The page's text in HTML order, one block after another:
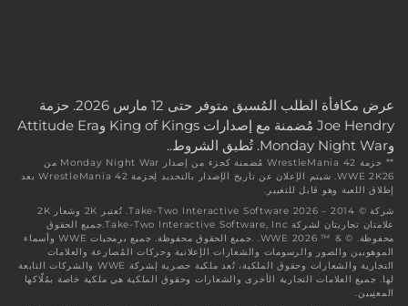
عرض مكافأة الطلب المُسبق متوفر حتى 12 مارس 2026. حزمة
Joe Hendry مُضمنة مع إصدارات King of Kings وAttitude Era
وMonday Night War. تُطبق الشروط..
** حزمة WrestleMania 42 مُضمنة كجزء من إصدار Monday Night War من
WWE 2K26. سَيتم الإعلان عن تاريخ الإصدار بالتحديد لِحزمة WrestleMania 42 بعد
إطلاق اللعبة وهو قابل للتغيير.
شركة © 2014 – 2026 Take-Two Interactive Software. تُعتبر 2K وشعار 2K
علامتان تجاريتان لشركة Take-Two Interactive Software, Inc.جميع الحقوق
محفوظة. © & ™ 2026 WWE. .جميع الحقوق محفوظة. جميع برمجيات WWE وأسماء
الموهوبين والصور والرسومات والشعارات الإعلانية وحركات المُصارعة والعلامات
التجارية والشعارات وحقوق الملكية، تُعد ملكية حصرية لِشركة WWE والشركات التابعة
لها. جميع العلامات التجارية الأخرى والشعارات وحقوق الملكية هي ملكية خاصة بمُلّاكها
المعنِيين.